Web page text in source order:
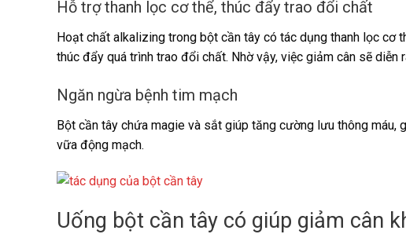
Hỗ trợ thanh lọc cơ thể, thúc đẩy trao đổi chất
Hoạt chất alkalizing trong bột cần tây có tác dụng thanh lọc
thúc đẩy quá trình trao đổi chất. Nhờ vậy, việc giảm cân sẽ diễn
Ngăn ngừa bệnh tim mạch
Bột cần tây chứa magie và sắt giúp tăng cường lưu thông máu,
vữa động mạch.
Uống bột cần tây có giúp giảm cân